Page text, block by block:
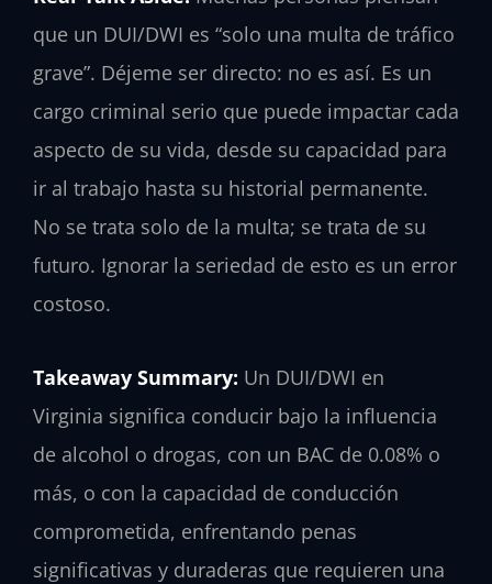
que un DUI/DWI es “solo una multa de tráfico
grave”. Déjeme ser directo: no es así. Es un
cargo criminal serio que puede impactar cada
aspecto de su vida, desde su capacidad para
ir al trabajo hasta su historial permanente.
No se trata solo de la multa; se trata de su
futuro. Ignorar la seriedad de esto es un error
costoso.
Takeaway Summary: Un DUI/DWI en
Virginia significa conducir bajo la influencia
de alcohol o drogas, con un BAC de 0.08% o
más, o con la capacidad de conducción
comprometida, enfrentando penas
significativas y duraderas que requieren una